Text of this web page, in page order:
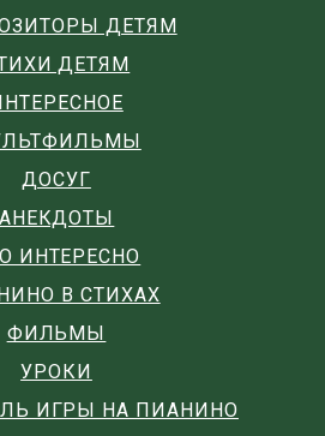
ДЕТЯМ
ДЕТЯМ
ДОСУГ
АНЕКДОТЫ
ИНТЕРЕСНО
В СТИХАХ
ФИЛЬМЫ
УРОКИ
ИГРЫ НА ПИАНИНО